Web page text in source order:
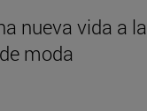
nueva vida a
moda